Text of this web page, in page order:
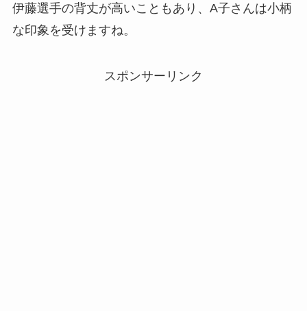
伊藤選手の背丈が高いこともあり、A子さんは小柄
な印象を受けますね。
スポンサーリンク